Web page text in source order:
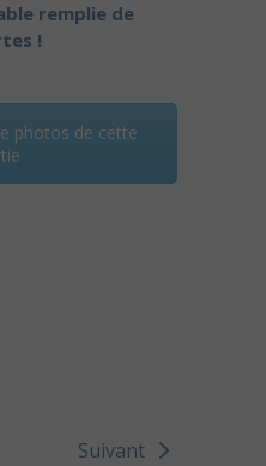
remplie de
!
photos de cette
Suivant